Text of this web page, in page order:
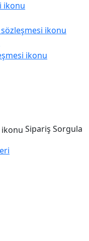
Sipariş Sorgula